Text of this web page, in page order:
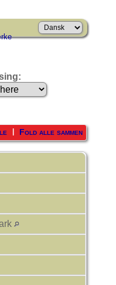
Fold alle sammen